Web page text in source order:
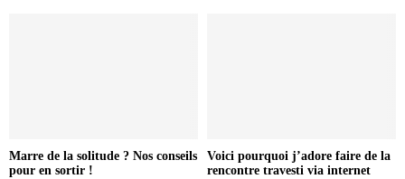
Marre de la solitude ? Nos conseils
pour en sortir !
Voici pourquoi j’adore faire de la
rencontre travesti via internet